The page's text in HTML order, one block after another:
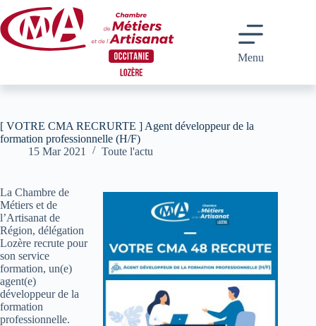
au
contenu
Menu
[ VOTRE CMA RECRURTE ] Agent développeur de la
formation professionnelle (H/F)
15 Mar 2021
Toute l'actu
La Chambre de
Métiers et de
l’Artisanat de
Région, délégation
Lozère recrute pour
son service
formation, un(e)
agent(e)
développeur de la
formation
professionnelle.